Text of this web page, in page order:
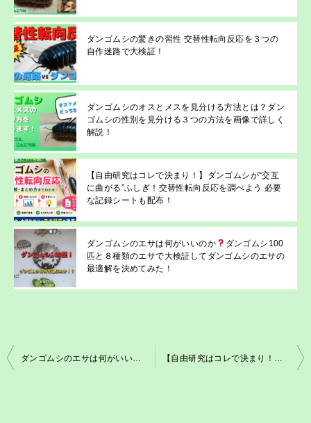
ダンゴムシの驚きの習性 交替性転向反応を３つの
自作迷路で大検証！
ダンゴムシのオスとメスを見分ける方法とは？ダン
ゴムシの性別を見分ける３つの方法を画像で詳しく
解説！
【自由研究はコレで決まり！】ダンゴムシが“交互
に曲がる”ふしぎ！交替性転向反応を調べよう 必要
な記録シートも配布！
ダンゴムシのエサは何がいいのか
ダンゴムシ100
匹と８種類のエサで大検証してダンゴムシのエサの
最適解を決めてみた！
投
ダンゴムシ100匹と８種類のエサで大